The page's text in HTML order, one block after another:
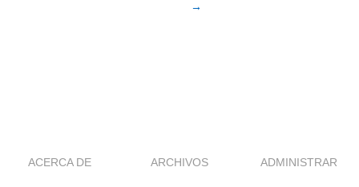
→
ACERCA DE ARCHIVOS ADMINISTRAR